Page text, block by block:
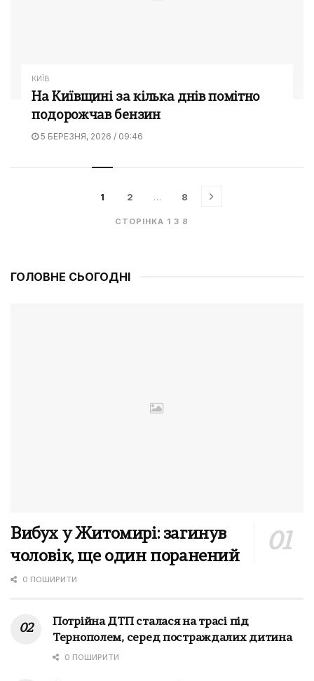
КИЇВ
На Київщині за кілька днів помітно
подорожчав бензин
5 БЕРЕЗНЯ, 2026 / 09:46
СТОРІНКА 1 З 8
1 2 … 8
ГОЛОВНЕ СЬОГОДНІ
Вибух у Житомирі: загинув
чоловік, ще один поранений
0 ПОШИРИТИ
Потрійна ДТП сталася на трасі під
Тернополем, серед постраждалих дитина
0 ПОШИРИТИ